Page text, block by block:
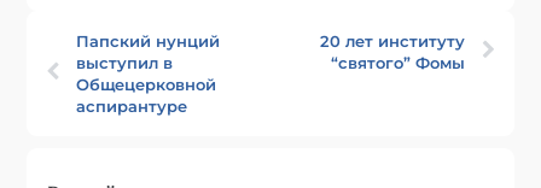
Папский нунций
выступил в
Общецерковной
аспирантуре
20 лет институту
“святого” Фомы